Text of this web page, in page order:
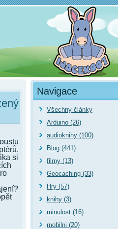
si
Navigace
Všechny články
Arduino (26)
audioknihy (100)
Blog (441)
filmy (13)
Geocaching (33)
Hry (57)
knihy (3)
minulost (16)
mobilni (20)